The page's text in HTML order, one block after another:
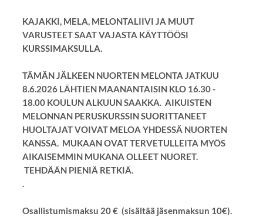
KAJAKKI, MELA, MELONTALIIVI JA MUUT
VARUSTEET SAAT VAJASTA KÄYTTÖÖSI
KURSSIMAKSULLA.
TÄMÄN JÄLKEEN NUORTEN MELONTA JATKUU
8.6.2026 LÄHTIEN MAANANTAISIN KLO 16.30 -
18.00 KOULUN ALKUUN SAAKKA. AIKUISTEN
MELONNAN PERUSKURSSIN SUORITTANEET
HUOLTAJAT VOIVAT MELOA YHDESSÄ NUORTEN
KANSSA. MUKAAN OVAT TERVETULLEITA MYÖS
AIKAISEMMIN MUKANA OLLEET NUORET.
TEHDÄÄN PIENIÄ RETKIÄ.
.
Osallistumismaksu 20 € (sisältää jäsenmaksun 10€).